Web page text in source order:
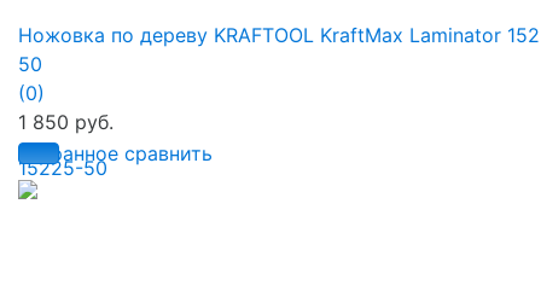
избранное сравнить
Ножовка по дереву KRAFTOOL KraftMax Laminator
50
(0)
1 850 руб.